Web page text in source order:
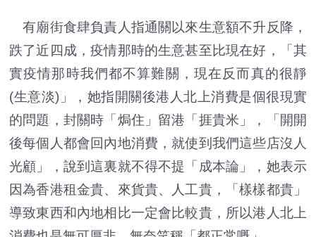
有廟街食肆負責人指通關以來生意額不升反降，
跌了近四成，疫情那時的生意甚至比現在好，「其
實疫情那時我們都不算難關，現在反而真的很靜
(生意淡)」，她指開關後港人北上消費是個很現實
的問題，封關時「焗住」留港「捱貴米」，「開開
後每個人都會回內地消費，就使到我們這些店沒人
光顧」，說到這裏就不得不提「成本論」，她表示
因為香港租金貴、來貨貴、人工貴，「樣樣都貴」
導致東西和內地相比一定會比較貴，所以港人北上